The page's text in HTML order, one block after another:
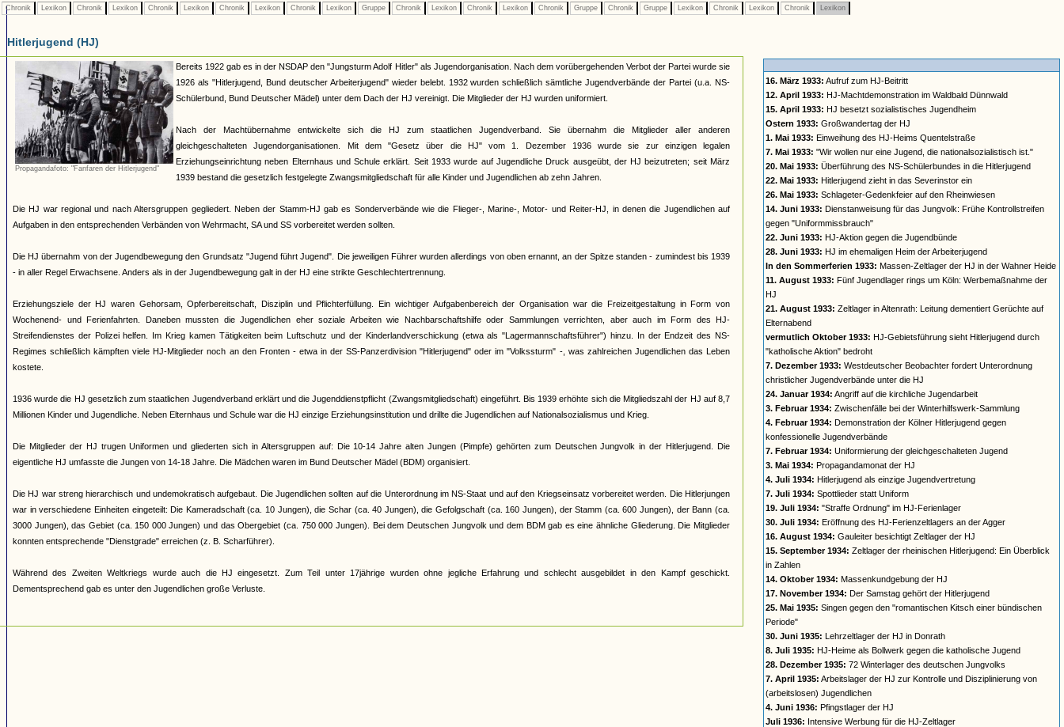
Chronik Lexikon Chronik Lexikon Chronik Lexikon Chronik Lexikon Chronik Lexikon Gruppe Chronik Lexikon Chronik Lexikon Chronik Gruppe Chronik Gruppe Lexikon Chronik Lexikon Chronik Lexikon
Hitlerjugend (HJ)
Propagandafoto: "Fanfaren der Hitlerjugend"
Bereits 1922 gab es in der NSDAP den "Jungsturm Adolf Hitler" als Jugendorganisation. Nach dem vorübergehenden Verbot der Partei wurde sie
1926 als "Hitlerjugend, Bund deutscher Arbeiterjugend" wieder belebt. 1932 wurden schließlich sämtliche Jugendverbände der Partei (u.a. NS-
Schülerbund, Bund Deutscher Mädel) unter dem Dach der HJ vereinigt. Die Mitglieder der HJ wurden uniformiert.
Nach der Machtübernahme entwickelte sich die HJ zum staatlichen Jugendverband. Sie übernahm die Mitglieder aller anderen
gleichgeschalteten Jugendorganisationen. Mit dem "Gesetz über die HJ" vom 1. Dezember 1936 wurde sie zur einzigen legalen
Erziehungseinrichtung neben Elternhaus und Schule erklärt. Seit 1933 wurde auf Jugendliche Druck ausgeübt, der HJ beizutreten; seit März
1939 bestand die gesetzlich festgelegte Zwangsmitgliedschaft für alle Kinder und Jugendlichen ab zehn Jahren.
Die HJ war regional und nach Altersgruppen gegliedert. Neben der Stamm-HJ gab es Sonderverbände wie die Flieger-, Marine-, Motor- und Reiter-HJ, in denen die Jugendlichen auf
Aufgaben in den entsprechenden Verbänden von Wehrmacht, SA und SS vorbereitet werden sollten.
Die HJ übernahm von der Jugendbewegung den Grundsatz "Jugend führt Jugend". Die jeweiligen Führer wurden allerdings von oben ernannt, an der Spitze standen - zumindest bis 1939
- in aller Regel Erwachsene. Anders als in der Jugendbewegung galt in der HJ eine strikte Geschlechtertrennung.
Erziehungsziele der HJ waren Gehorsam, Opferbereitschaft, Disziplin und Pflichterfüllung. Ein wichtiger Aufgabenbereich der Organisation war die Freizeitgestaltung in Form von
Wochenend- und Ferienfahrten. Daneben mussten die Jugendlichen eher soziale Arbeiten wie Nachbarschaftshilfe oder Sammlungen verrichten, aber auch im Form des HJ-
Streifendienstes der Polizei helfen. Im Krieg kamen Tätigkeiten beim Luftschutz und der Kinderlandverschickung (etwa als "Lagermannschaftsführer") hinzu. In der Endzeit des NS-
Regimes schließlich kämpften viele HJ-Mitglieder noch an den Fronten - etwa in der SS-Panzerdivision "Hitlerjugend" oder im "Volkssturm" -, was zahlreichen Jugendlichen das Leben
kostete.
1936 wurde die HJ gesetzlich zum staatlichen Jugendverband erklärt und die Jugenddienstpflicht (Zwangsmitgliedschaft) eingeführt. Bis 1939 erhöhte sich die Mitgliedszahl der HJ auf 8,7
Millionen Kinder und Jugendliche. Neben Elternhaus und Schule war die HJ einzige Erziehungsinstitution und drillte die Jugendlichen auf Nationalsozialismus und Krieg.
Die Mitglieder der HJ trugen Uniformen und gliederten sich in Altersgruppen auf: Die 10-14 Jahre alten Jungen (Pimpfe) gehörten zum Deutschen Jungvolk in der Hitlerjugend. Die
eigentliche HJ umfasste die Jungen von 14-18 Jahre. Die Mädchen waren im Bund Deutscher Mädel (BDM) organisiert.
Die HJ war streng hierarchisch und undemokratisch aufgebaut. Die Jugendlichen sollten auf die Unterordnung im NS-Staat und auf den Kriegseinsatz vorbereitet werden. Die Hitlerjungen
war in verschiedene Einheiten eingeteilt: Die Kameradschaft (ca. 10 Jungen), die Schar (ca. 40 Jungen), die Gefolgschaft (ca. 160 Jungen), der Stamm (ca. 600 Jungen), der Bann (ca.
3000 Jungen), das Gebiet (ca. 150 000 Jungen) und das Obergebiet (ca. 750 000 Jungen). Bei dem Deutschen Jungvolk und dem BDM gab es eine ähnliche Gliederung. Die Mitglieder
konnten entsprechende "Dienstgrade" erreichen (z. B. Scharführer).
Während des Zweiten Weltkriegs wurde auch die HJ eingesetzt. Zum Teil unter 17jährige wurden ohne jegliche Erfahrung und schlecht ausgebildet in den Kampf geschickt.
Dementsprechend gab es unter den Jugendlichen große Verluste.
16. März 1933: Aufruf zum HJ-Beitritt
12. April 1933: HJ-Machtdemonstration im Waldbald Dünnwald
15. April 1933: HJ besetzt sozialistisches Jugendheim
Ostern 1933: Großwandertag der HJ
1. Mai 1933: Einweihung des HJ-Heims Quentelstraße
7. Mai 1933: "Wir wollen nur eine Jugend, die nationalsozialistisch ist."
20. Mai 1933: Überführung des NS-Schülerbundes in die Hitlerjugend
22. Mai 1933: Hitlerjugend zieht in das Severinstor ein
26. Mai 1933: Schlageter-Gedenkfeier auf den Rheinwiesen
14. Juni 1933: Dienstanweisung für das Jungvolk: Frühe Kontrollstreifen
gegen "Uniformmissbrauch"
22. Juni 1933: HJ-Aktion gegen die Jugendbünde
28. Juni 1933: HJ im ehemaligen Heim der Arbeiterjugend
In den Sommerferien 1933: Massen-Zeltlager der HJ in der Wahner Heide
11. August 1933: Fünf Jugendlager rings um Köln: Werbemaßnahme der
HJ
21. August 1933: Zeltlager in Altenrath: Leitung dementiert Gerüchte auf
Elternabend
vermutlich Oktober 1933: HJ-Gebietsführung sieht Hitlerjugend durch
"katholische Aktion" bedroht
7. Dezember 1933: Westdeutscher Beobachter fordert Unterordnung
christlicher Jugendverbände unter die HJ
24. Januar 1934: Angriff auf die kirchliche Jugendarbeit
3. Februar 1934: Zwischenfälle bei der Winterhilfswerk-Sammlung
4. Februar 1934: Demonstration der Kölner Hitlerjugend gegen
konfessionelle Jugendverbände
7. Februar 1934: Uniformierung der gleichgeschalteten Jugend
3. Mai 1934: Propagandamonat der HJ
4. Juli 1934: Hitlerjugend als einzige Jugendvertretung
7. Juli 1934: Spottlieder statt Uniform
19. Juli 1934: "Straffe Ordnung" im HJ-Ferienlager
30. Juli 1934: Eröffnung des HJ-Ferienzeltlagers an der Agger
16. August 1934: Gauleiter besichtigt Zeltlager der HJ
15. September 1934: Zeltlager der rheinischen Hitlerjugend: Ein Überblick
in Zahlen
14. Oktober 1934: Massenkundgebung der HJ
17. November 1934: Der Samstag gehört der Hitlerjugend
25. Mai 1935: Singen gegen den "romantischen Kitsch einer bündischen
Periode"
30. Juni 1935: Lehrzeltlager der HJ in Donrath
8. Juli 1935: HJ-Heime als Bollwerk gegen die katholische Jugend
28. Dezember 1935: 72 Winterlager des deutschen Jungvolks
7. April 1935: Arbeitslager der HJ zur Kontrolle und Disziplinierung von
(arbeitslosen) Jugendlichen
4. Juni 1936: Pfingstlager der HJ
Juli 1936: Intensive Werbung für die HJ-Zeltlager